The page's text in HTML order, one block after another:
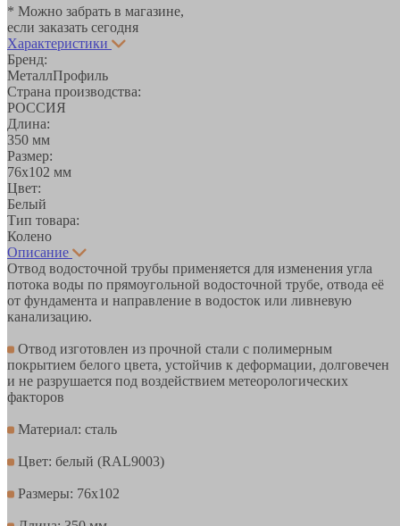
* Можно забрать в магазине,
если заказать сегодня
Характеристики
Бренд:
МеталлПрофиль
Страна производства:
РОССИЯ
Длина:
350 мм
Размер:
76х102 мм
Цвет:
Белый
Тип товара:
Колено
Описание
Отвод водосточной трубы применяется для изменения угла
потока воды по прямоугольной водосточной трубе, отвода её
от фундамента и направление в водосток или ливневую
канализацию.
Отвод изготовлен из прочной стали с полимерным
покрытием белого цвета, устойчив к деформации, долговечен
и не разрушается под воздействием метеорологических
факторов
Материал: сталь
Цвет: белый (RAL9003)
Размеры: 76х102